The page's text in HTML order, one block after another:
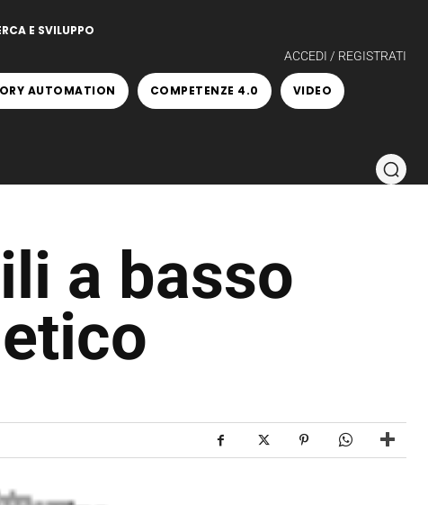
E SVILUPPO
ACCEDI / REGISTRATI
AUTOMATION COMPETENZE 4.0 VIDEO
a basso